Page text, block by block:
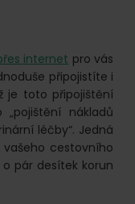
internet pro vás
připojistíte i
je toto připojištění
nákladů
léčby“. Jedná
cestovního
pár desítek korun